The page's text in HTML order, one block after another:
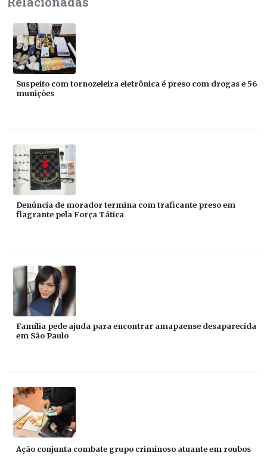
Suspeito com tornozeleira eletrônica é preso com drogas e 56
munições
Denúncia de morador termina com traficante preso em
flagrante pela Força Tática
Família pede ajuda para encontrar amapaense desaparecida
em São Paulo
Ação conjunta combate grupo criminoso atuante em roubos